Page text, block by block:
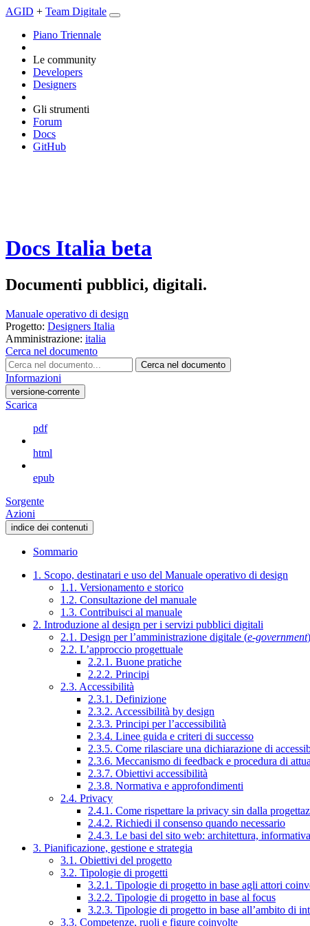
AGID + Team Digitale
Piano Triennale
Le community
Developers
Designers
Gli strumenti
Forum
Docs
GitHub
Docs Italia beta
Documenti pubblici, digitali.
Manuale operativo di design
Progetto: Designers Italia
Amministrazione: italia
Cerca nel documento
Cerca nel documento
Informazioni
versione-corrente
Scarica
pdf
html
epub
Sorgente
Azioni
indice dei contenuti
Sommario
1. Scopo, destinatari e uso del Manuale operativo di design
1.1. Versionamento e storico
1.2. Consultazione del manuale
1.3. Contribuisci al manuale
2. Introduzione al design per i servizi pubblici digitali
2.1. Design per l’amministrazione digitale (e-government)
2.2. L’approccio progettuale
2.2.1. Buone pratiche
2.2.2. Principi
2.3. Accessibilità
2.3.1. Definizione
2.3.2. Accessibilità by design
2.3.3. Principi per l’accessibilità
2.3.4. Linee guida e criteri di successo
2.3.5. Come rilasciare una dichiarazione di
2.3.6. Meccanismo di feedback e procedura di
2.3.7. Obiettivi accessibilità
2.3.8. Normativa e approfondimenti
2.4. Privacy
2.4.1. Come rispettare la privacy sin dalla
2.4.2. Richiedi il consenso quando necessario
2.4.3. Le basi del sito web: architettura,
3. Pianificazione, gestione e strategia
3.1. Obiettivi del progetto
3.2. Tipologie di progetti
3.2.1. Tipologie di progetto in base agli attori
3.2.2. Tipologie di progetto in base al focus
3.2.3. Tipologie di progetto in base all’ambito di
3.3. Competenze, ruoli e figure coinvolte